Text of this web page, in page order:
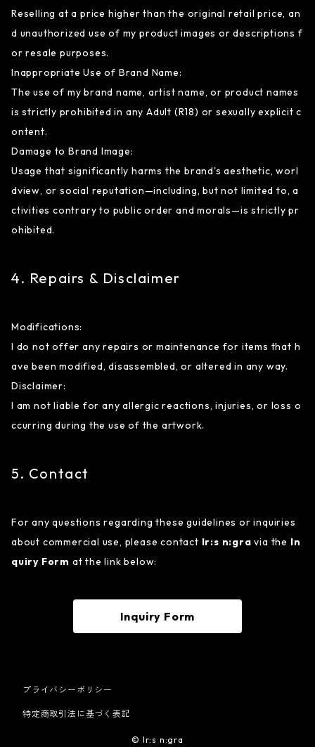
Reselling at a price higher than the original retail price, an
d unauthorized use of my product images or descriptions f
or resale purposes.
Inappropriate Use of Brand Name:
The use of my brand name, artist name, or product names
is strictly prohibited in any Adult (R18) or sexually explicit c
ontent.
Damage to Brand Image:
Usage that significantly harms the brand's aesthetic, worl
dview, or social reputation—including, but not limited to, a
ctivities contrary to public order and morals—is strictly pr
ohibited.
4. Repairs & Disclaimer
Modifications:
I do not offer any repairs or maintenance for items that h
ave been modified, disassembled, or altered in any way.
Disclaimer:
I am not liable for any allergic reactions, injuries, or loss o
ccurring during the use of the artwork.
5. Contact
For any questions regarding these guidelines or inquiries
about commercial use, please contact Ir:s n:gra via the In
quiry Form at the link below:
Inquiry Form
プライバシーポリシー
特定商取引法に基づく表記
© Ir:s n:gra